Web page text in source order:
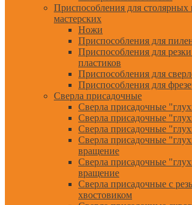
Приспособления для
мастерских
Ножи
Приспособления для
Приспособления для
пластиков
Приспособления для
Приспособления для
Сверла присадочные
Сверла присадочные
Сверла присадочные
Сверла присадочные
Сверла присадочные
вращение
Сверла присадочные
вращение
Сверла присадочные с
хвостовиком